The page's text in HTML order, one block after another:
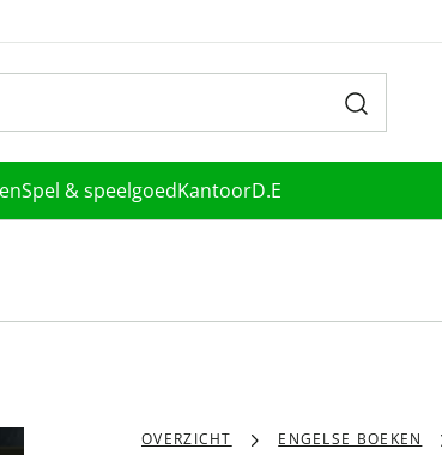
Spel & speelgoedKantoorD.E
OVERZICHT ENGELSE BOEKEN